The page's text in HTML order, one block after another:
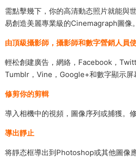
需點擊幾下，你的高清動态照片就能與
易創造美麗專業級的Cinemagraph圖像。
由頂級攝影師，攝影師和數字營銷人員
輕松創建廣告，網絡，Facebook，
Tumblr，Vine，Google+和數字顯示屏
修剪你的剪輯
導入相機中的視頻，圖像序列或捕獲。
導出靜止
将靜态框導出到Photoshop或其他圖像